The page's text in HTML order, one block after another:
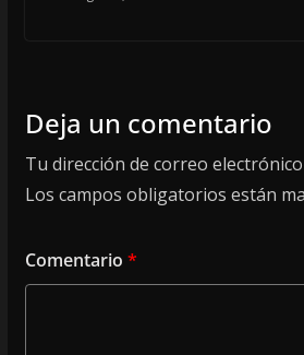
Deja un comentario
Tu dirección de correo
Los campos obligatorios están
Comentario *